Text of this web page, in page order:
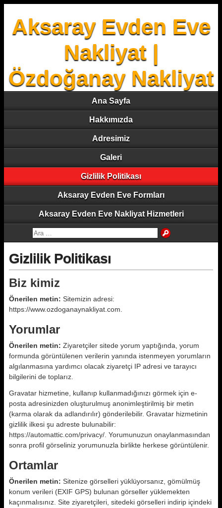
Aksaray Evden Eve
Nakliyat |
Özdoğanay Nakliyat
Ana Sayfa
Hakkımızda
Adresimiz
Galeri
Gizlilik Politikası
Aksaray Evden Eve Formları
Aksaray Evden Eve Nakliyat Hizmetleri
Gizlilik Politikası
Biz kimiz
Önerilen metin: Sitemizin adresi:
https://www.ozdoganaynakliyat.com.
Yorumlar
Önerilen metin: Ziyaretçiler sitede yorum yaptığında, yorum
formunda görüntülenen verilerin yanında istenmeyen yorumların
algılanmasına yardımcı olacak ziyaretçi IP adresi ve tarayıcı
bilgilerini de toplarız.
Gravatar hizmetine, kullanıp kullanmadığınızı görmek için e-
posta adresinizden oluşturulmuş anonimleştirilmiş bir metin
(karma olarak da adlandırılır) gönderilebilir. Gravatar hizmetinin
gizlilik ilkesi şu adreste bulunabilir:
https://automattic.com/privacy/. Yorumunuzun onaylanmasından
sonra profil görseliniz yorumunuzla birlikte herkese görüntülenir.
Ortamlar
Önerilen metin: Sitenize görselleri yüklüyorsanız, gömülmüş
konum verileri (EXIF GPS) bulunan görseller yüklemekten
kaçınmalısınız. Site ziyaretçileri, sitedeki görselleri indirip içindeki